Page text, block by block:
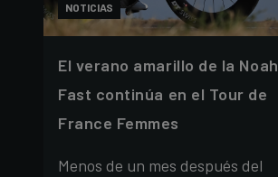
NOTICIAS
El verano amarillo de la Noah
Fast continúa en el Tour de
France Femmes
Menos de un mes después del